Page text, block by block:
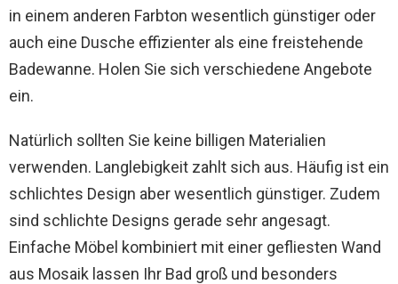
in einem anderen Farbton wesentlich günstiger oder
auch eine Dusche effizienter als eine freistehende
Badewanne. Holen Sie sich verschiedene Angebote
ein.
Natürlich sollten Sie keine billigen Materialien
verwenden. Langlebigkeit zahlt sich aus. Häufig ist ein
schlichtes Design aber wesentlich günstiger. Zudem
sind schlichte Designs gerade sehr angesagt.
Einfache Möbel kombiniert mit einer gefliesten Wand
aus Mosaik lassen Ihr Bad groß und besonders